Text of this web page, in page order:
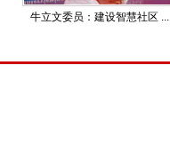
牛立文委员：建设智慧社区 ...